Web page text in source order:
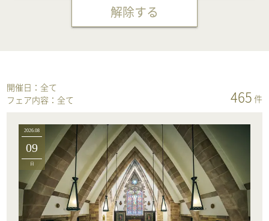
解除する
開催日： 全て
フェア内容： 全て 465 件
2026.08
09
日